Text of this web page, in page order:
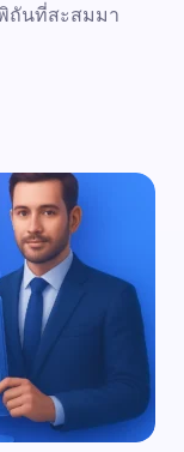
ถันที่สะสมมา